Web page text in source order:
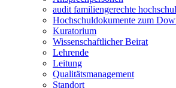
audit familiengerechte
Hochschuldokumente zum
Kuratorium
Wissenschaftlicher Beirat
Lehrende
Leitung
Qualitätsmanagement
Standort